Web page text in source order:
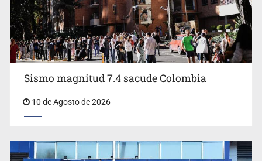
Sheinbaum ofrece “todo el apoyo” de México a
Sismo magnitud 7.4 sacude Colombia
10 de Agosto de 2026